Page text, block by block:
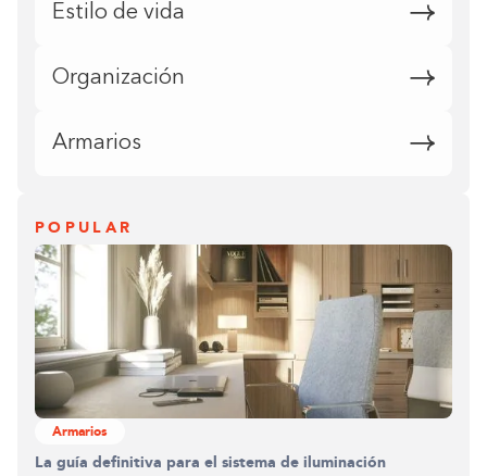
Estilo de vida
Organización
Armarios
POPULAR
Armarios
La guía definitiva para el sistema de iluminación